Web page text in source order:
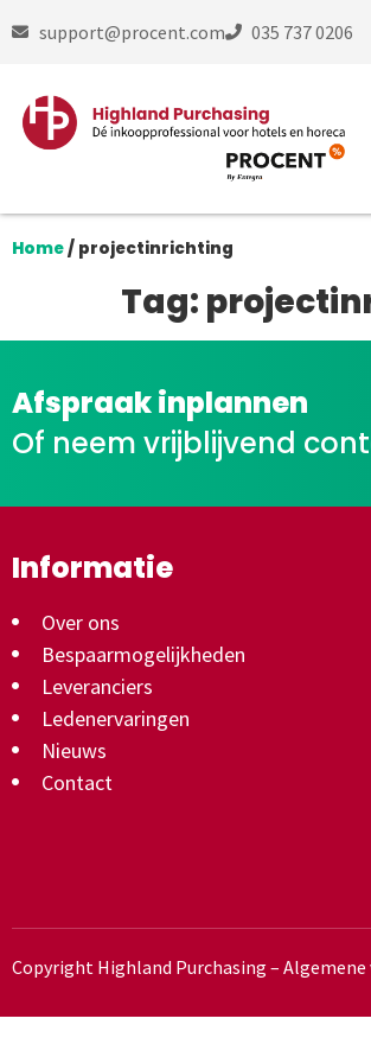
support@procent.com 035 737 0206
Home/ projectinrichting
Tag:
Afspraak inplannen
Of neem vrijblijvend
Informatie
Over ons
Bespaarmogelijkheden
Leveranciers
Ledenervaringen
Nieuws
Contact
Copyright Highland Purchasing – Algemene